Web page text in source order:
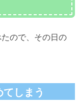
たので、その日の
しまう